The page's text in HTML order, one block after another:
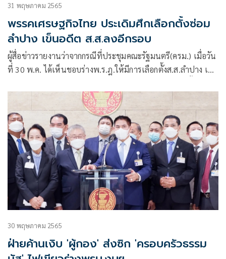
31 พฤษภาคม 2565
พรรคเศรษฐกิจไทย ประเดิมศึกเลือกตั้งซ่อม
ลำปาง เข็นอดีต ส.ส.ลงอีกรอบ
ผู้สื่อข่าวรายงานว่าจากกรณีที่ประชุมคณะรัฐมนตรี(ครม.) เมื่อวัน
ที่ 30 พ.ค. ได้เห็นชอบร่างพ.ร.ฎ.ให้มีการเลือกตั้งส.ส.ลำปาง เขต
คำพิพากษา ให้มีการเลือกตั้งใหม่แทนนายวัฒนา สิทธิวัง
30 พฤษภาคม 2565
ฝ่ายค้านเงิบ 'ผู้กอง' ส่งซิก 'ครอบครัวธรรม